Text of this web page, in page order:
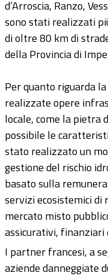
d’Arroscia, Ranzo,
sono stati realizzati
di oltre 80 km di
della Provincia di
Per quanto riguarda
realizzate opere
locale, come la
possibile le
stato realizzato un
gestione del rischio
basato sulla
servizi ecosistemici di
mercato misto
assicurativi, finanziari
I partner francesi, a
aziende danneggiate